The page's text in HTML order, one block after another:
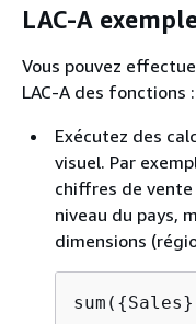
LAC-A
Vous pouvez
LAC-A des fonctions :
Exécutez des
visuel. Par
chiffres de
niveau du pays,
dimensions
sum( {